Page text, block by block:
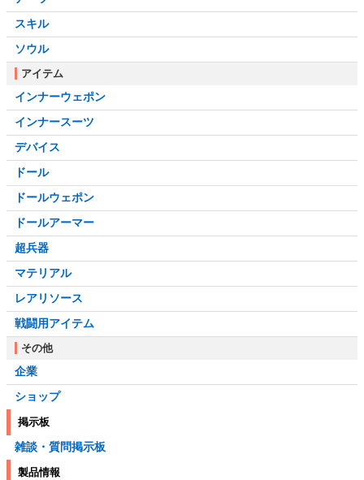
スキル
ソウル
アイテム
インナーウェポン
インナースーツ
デバイス
ドール
ドールウェポン
ドールアーマー
超兵器
マテリアル
レアリソース
戦闘用アイテム
その他
企業
ショップ
掲示板
雑談・質問掲示板
製品情報